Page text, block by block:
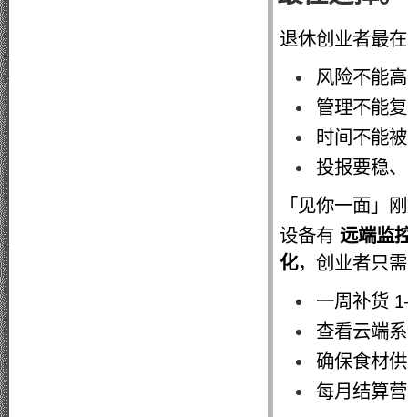
退休创业者最
风险不能高
管理不能
时间不能
投报要稳
「见你一面」
设备有 远端监
化，创业者只
一周补货
查看云端
确保食材
每月结算